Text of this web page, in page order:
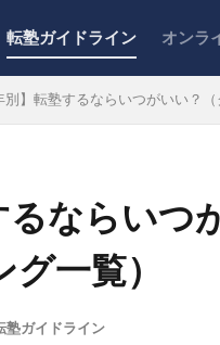
転塾ガイドライン オンラ
別】転塾するならいつがいい？
るならいつ
一覧）
塾ガイドライン